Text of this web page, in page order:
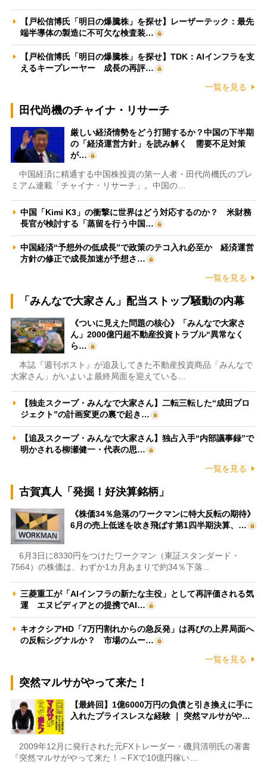
【戸松信博氏「明日の爆騰株」を探せ】レーザーテック：最先
端半導体の製造に不可欠な検査装…
【戸松信博氏「明日の爆騰株」を探せ】TDK：AIインフラを支
えるキープレーヤー 成長の再評…
一覧を見る
田代尚機のチャイナ・リサーチ
厳しい経済情勢をどう打開するか？中国の下半期
の「経済運営方針」を読み解く 需要不足対策
が…
中国経済に精通する中国株投資の第一人者・田代尚機氏のプレ
ミアム連載「チャイナ・リサーチ」。中国の…
中国「Kimi K3」の衝撃に世界はどう対応するのか？ 米財務
長官が検討する「蒸留を行う中国…
中国経済“予想外の低成長”で政策のテコ入れ必至か 経済運営
方針の修正で成長加速が予想さ…
一覧を見る
「みんなで大家さん」配当ストップ騒動の内幕
《ついに見えた問題の核心》「みんなで大家さ
ん」2000億円超不動産投資トラブル“異常なく
ら…
本誌『週刊ポスト』が追及してきた不動産投資商品「みんなで
大家さん」がいよいよ最終局面を迎えている…
【独走スクープ・みんなで大家さん】二転三転した“成田プロ
ジェクト”の計画変更の裏で起き…
【追及スクープ・みんなで大家さん】独占入手“内部議事録”で
明かされる柳瀬健一・代表の思…
一覧を見る
古賀真人「発掘！好決算銘柄」
《株価34％急落のワークマンに特大反転の期待》
6月の売上低迷を吹き飛ばす第1四半期決算、…
6月3日に8330円をつけたワークマン（東証スタンダード・
7564）の株価は、わずか1カ月あまりで約34％下落…
三菱重工が「AIインフラの新たな主役」として再評価される気
運 エヌビディアとの提携でAI…
キオクシアHD「7万円割れからの急反発」は再びの上昇局面へ
の反転シグナルか？ 市場のムー…
一覧を見る
突然マルサがやって来た！
【最終回】1億6000万円の負債と引き換えに手に
入れたプライスレスな経験 ｜ 突然マルサがや…
2009年12月に発行された元FXトレーダー・磯貝清明氏の著書
『突然マルサがやって来た！～FXで10億円稼い…